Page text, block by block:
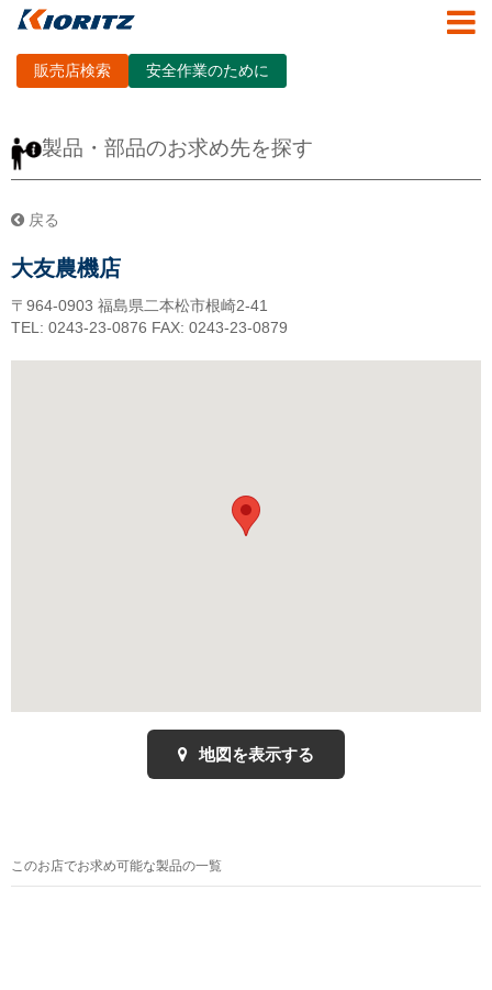
販売店検索 安全作業のために
製品・部品のお求め先を探す
戻る
大友農機店
〒964-0903 福島県二本松市根崎2-41
TEL: 0243-23-0876 FAX: 0243-23-0879
地図を表示する
このお店でお求め可能な製品の一覧